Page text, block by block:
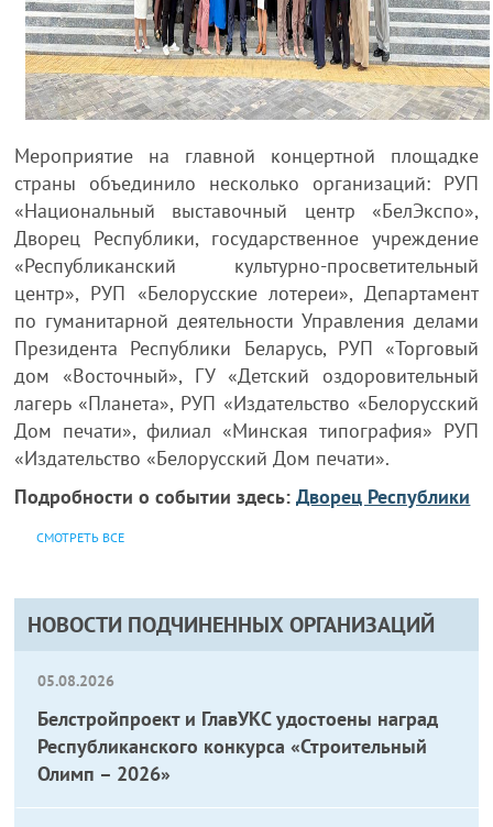
НОВОСТИ ПОДЧИНЕННЫХ ОРГАНИЗАЦИЙ
05.08.2026
Белстройпроект и ГлавУКС удостоены наград
Республиканского конкурса «Строительный
Олимп – 2026»
Мероприятие на главной концертной площадке
страны объединило несколько организаций: РУП
«Национальный выставочный центр «БелЭкспо»,
Дворец Республики, государственное учреждение
«Республиканский культурно-просветительный
центр», РУП «Белорусские лотереи», Департамент
по гуманитарной деятельности Управления делами
Президента Республики Беларусь, РУП «Торговый
дом «Восточный», ГУ «Детский оздоровительный
лагерь «Планета», РУП «Издательство «Белорусский
Дом печати», филиал «Минская типография» РУП
«Издательство «Белорусский Дом печати».
Подробности о событии здесь:Дворец Республики
СМОТРЕТЬ ВСЕ